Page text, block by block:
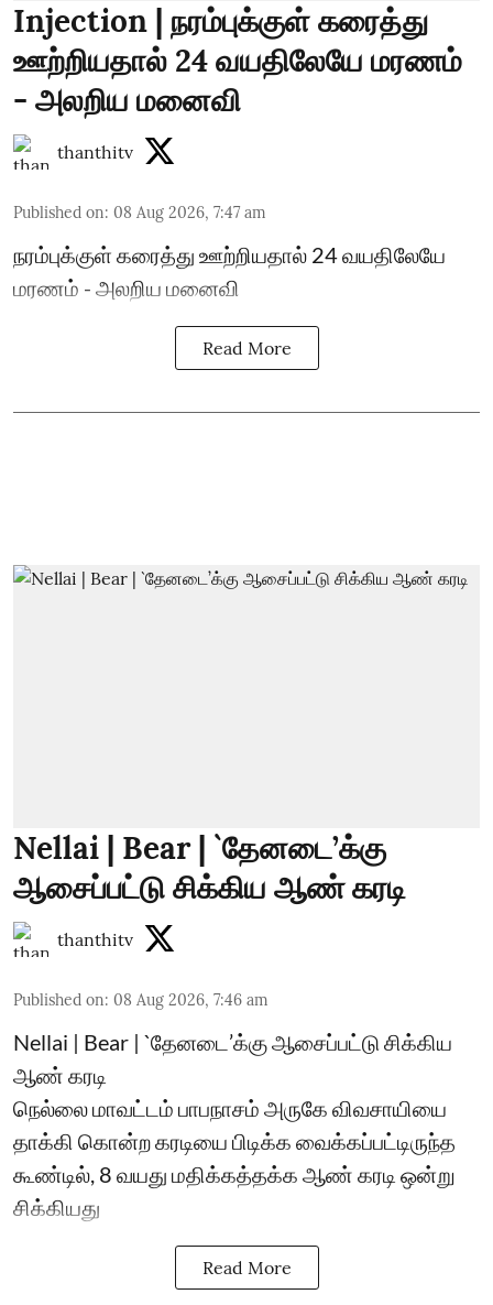
Injection | நரம்புக்குள் கரைத்து
ஊற்றியதால் 24 வயதிலேயே மரணம்
- அலறிய மனைவி
thanthitv
Published on: 08 Aug 2026, 7:47 am
நரம்புக்குள் கரைத்து ஊற்றியதால் 24 வயதிலேயே
மரணம் - அலறிய மனைவி
Read More
Nellai | Bear | `தேனடை’க்கு
ஆசைப்பட்டு சிக்கிய ஆண் கரடி
thanthitv
Published on: 08 Aug 2026, 7:46 am
Nellai | Bear | `தேனடை’க்கு ஆசைப்பட்டு சிக்கிய
ஆண் கரடி
நெல்லை மாவட்டம் பாபநாசம் அருகே விவசாயியை
தாக்கி கொன்ற கரடியை பிடிக்க வைக்கப்பட்டிருந்த
கூண்டில், 8 வயது மதிக்கத்தக்க ஆண் கரடி ஒன்று
சிக்கியது
Read More